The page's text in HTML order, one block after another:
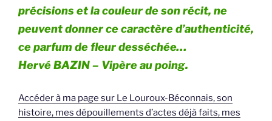
précisions et la couleur de son récit, ne
peuvent donner ce caractère d’authenticité,
ce parfum de fleur desséchée…
Hervé BAZIN – Vipère au poing.
Accéder à ma page sur Le Louroux-Béconnais, son
histoire, mes dépouillements d’actes déjà faits, mes